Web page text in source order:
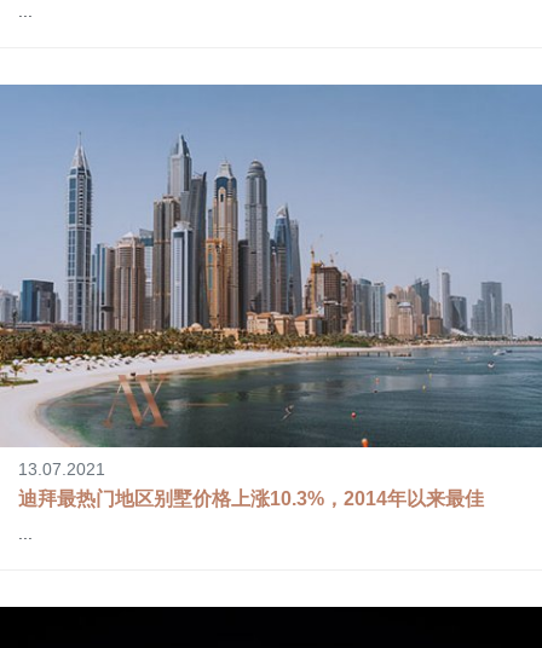
...
13.07.2021
迪拜最热门地区别墅价格上涨10.3%，2014年以来最佳
...